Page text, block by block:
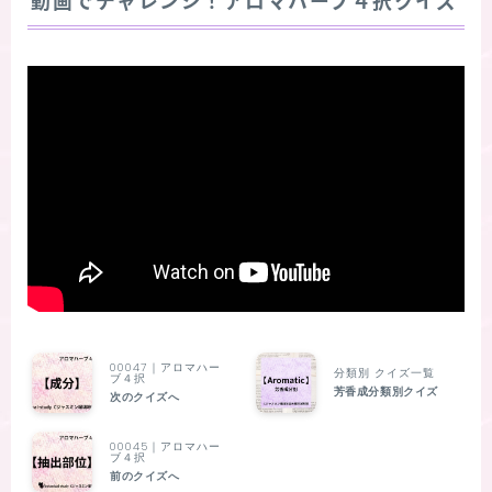
00047｜アロマハー
ブ４択
次のクイズへ
分類別 クイズ一覧
芳香成分類別クイズ
00045｜アロマハー
ブ４択
前のクイズへ